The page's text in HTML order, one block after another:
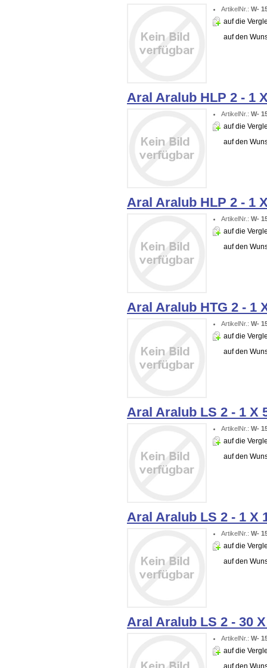
ArtikelNr.:W-
auf die
auf den
Aral Aralub HLP 2 - 1
ArtikelNr.:W-
auf die
auf den
Aral Aralub HLP 2 - 1
ArtikelNr.:W-
auf die
auf den
Aral Aralub HTG 2 - 1
ArtikelNr.:W-
auf die
auf den
Aral Aralub LS 2 - 1 X
ArtikelNr.:W-
auf die
auf den
Aral Aralub LS 2 - 1 X
ArtikelNr.:W-
auf die
auf den
Aral Aralub LS 2 - 30
ArtikelNr.:W-
auf die
auf den